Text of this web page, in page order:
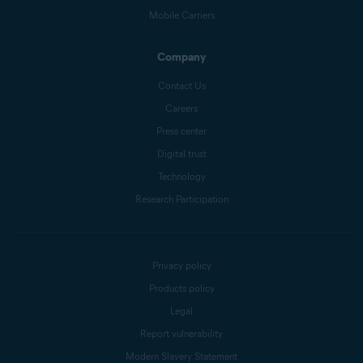
Mobile Carriers
Company
Contact Us
Careers
Press center
Digital trust
Technology
Research Participation
Privacy policy
Products policy
Legal
Report vulnerability
Modern Slavery Statement